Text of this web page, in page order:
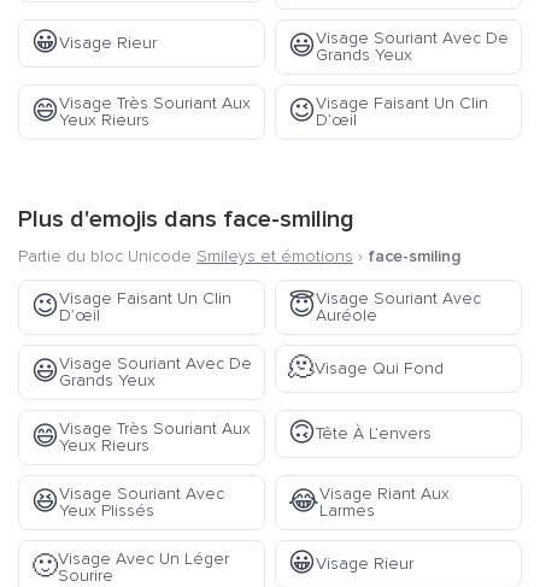
😀Visage Rieur 😃Visage Souriant Avec De
Grands Yeux
😄Visage Très Souriant Aux
Yeux Rieurs
😉Visage Faisant Un Clin
D’œil
Plus d'emojis dans face-smiling
Partie du bloc Unicode Smileys et émotions › face-smiling
😉Visage Faisant Un Clin
D’œil
😇Visage Souriant Avec
Auréole
😃Visage Souriant Avec De
Grands Yeux
🫠Visage Qui Fond
😄Visage Très Souriant Aux
Yeux Rieurs
🙃Tête À L’envers
😆Visage Souriant Avec
Yeux Plissés
😂Visage Riant Aux
Larmes
🙂Visage Avec Un Léger
Sourire
😀Visage Rieur